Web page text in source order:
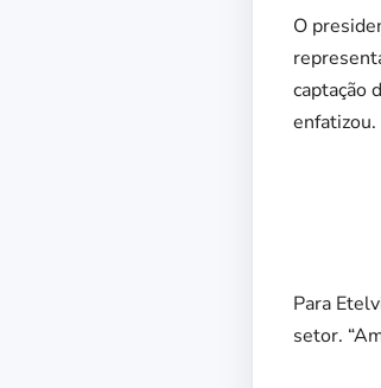
O
captação
enfatizou.
Para
setor.